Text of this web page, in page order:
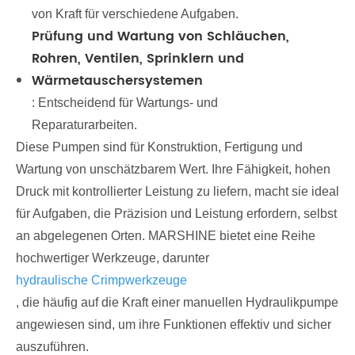
von Kraft für verschiedene Aufgaben.
Prüfung und Wartung von Schläuchen,
Rohren, Ventilen, Sprinklern und
Wärmetauschersystemen
: Entscheidend für Wartungs- und
Reparaturarbeiten.
Diese Pumpen sind für Konstruktion, Fertigung und
Wartung von unschätzbarem Wert. Ihre Fähigkeit, hohen
Druck mit kontrollierter Leistung zu liefern, macht sie ideal
für Aufgaben, die Präzision und Leistung erfordern, selbst
an abgelegenen Orten. MARSHINE bietet eine Reihe
hochwertiger Werkzeuge, darunter
hydraulische Crimpwerkzeuge
, die häufig auf die Kraft einer manuellen Hydraulikpumpe
angewiesen sind, um ihre Funktionen effektiv und sicher
auszuführen.